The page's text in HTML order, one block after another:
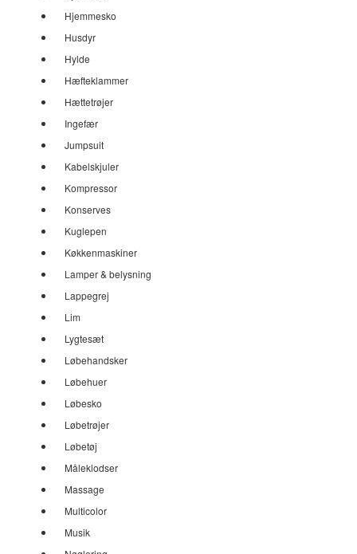
Hjemmesko
Husdyr
Hylde
Hæfteklammer
Hættetrøjer
Ingefær
Jumpsuit
Kabelskjuler
Kompressor
Konserves
Kuglepen
Køkkenmaskiner
Lamper & belysning
Lappegrej
Lim
Lygtesæt
Løbehandsker
Løbehuer
Løbesko
Løbetrøjer
Løbetøj
Måleklodser
Massage
Multicolor
Musik